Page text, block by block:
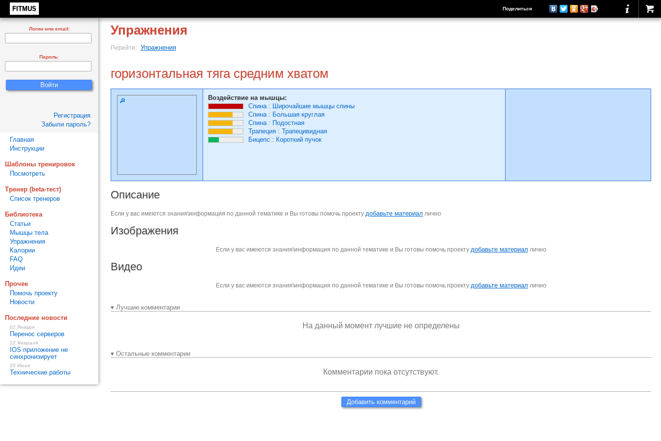
FITMUS Поделиться
Упражнения
Перейти: Упражнения
горизонтальная тяга средним хватом
Воздействие на мышцы:
Спина: Широчайшие мышцы спины
Спина: Большая круглая
Спина: Подостная
Трапеция : Трапецивидная
Бицепс : Короткий пучок
Описание
Если у вас имеются знания\информация по данной тематике и Вы готовы помочь проекту добавьте материал лично
Изображения
Если у вас имеются знания\информация по данной тематике и Вы готовы помочь проекту добавьте материал лично
Видео
Если у вас имеются знания\информация по данной тематике и Вы готовы помочь проекту добавьте материал лично
▾ Лучшие комментарии
На данный момент лучшие не определены
▾ Остальные комментарии
Комментарии пока отсутствуют.
Добавить комментарий
Логин или email:
Пароль:
Регистрация
Забыли пароль?
Главная
Инструкции
Шаблоны тренировок
Посмотреть
Тренер (beta-тест)
Список тренеров
Библиотека
Статьи
Мышцы тела
Упражнения
Калории
FAQ
Идеи
Прочее
Помочь проекту
Новости
Последние новости
02 Января
Перенос серверов
22 Февраля
IOS приложение не
синхронизирует
20 Июня
Технические работы